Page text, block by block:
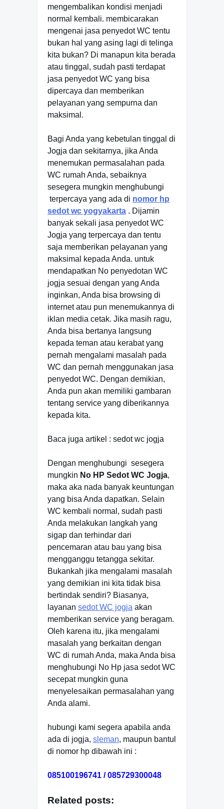
mengembalikan kondisi menjadi
normal kembali. membicarakan
mengenai jasa penyedot WC tentu
bukan hal yang asing lagi di telinga
kita bukan? Di manapun kita berada
atau tinggal, sudah pasti terdapat
jasa penyedot WC yang bisa
dipercaya dan memberikan
pelayanan yang sempurna dan
maksimal.
Bagi Anda yang kebetulan tinggal di
Jogja dan sekitarnya, jika Anda
menemukan permasalahan pada
WC rumah Anda, sebaiknya
sesegera mungkin menghubungi
terpercaya yang ada di nomor hp
sedot wc yogyakarta . Dijamin
banyak sekali jasa penyedot WC
Jogja yang terpercaya dan tentu
saja memberikan pelayanan yang
maksimal kepada Anda. untuk
mendapatkan No penyedotan WC
jogja sesuai dengan yang Anda
inginkan, Anda bisa browsing di
internet atau pun menemukannya di
iklan media cetak. Jika masih ragu,
Anda bisa bertanya langsung
kepada teman atau kerabat yang
pernah mengalami masalah pada
WC dan pernah menggunakan jasa
penyedot WC. Dengan demikian,
Anda pun akan memiliki gambaran
tentang service yang diberikannya
kepada kita.
Baca juga artikel : sedot wc jogja
Dengan menghubungi sesegera
mungkin No HP Sedot WC Jogja,
maka aka nada banyak keuntungan
yang bisa Anda dapatkan. Selain
WC kembali normal, sudah pasti
Anda melakukan langkah yang
sigap dan terhindar dari
pencemaran atau bau yang bisa
mengganggu tetangga sekitar.
Bukankah jika mengalami masalah
yang demikian ini kita tidak bisa
bertindak sendiri? Biasanya,
layanan sedot WC jogja akan
memberikan service yang beragam.
Oleh karena itu, jika mengalami
masalah yang berkaitan dengan
WC di rumah Anda, maka Anda bisa
menghubungi No Hp jasa sedot WC
secepat mungkin guna
menyelesaikan permasalahan yang
Anda alami.
hubungi kami segera apabila anda
ada di jogja, sleman, maupun bantul
di nomor hp dibawah ini :
085100196741 / 085729300048
Related posts: